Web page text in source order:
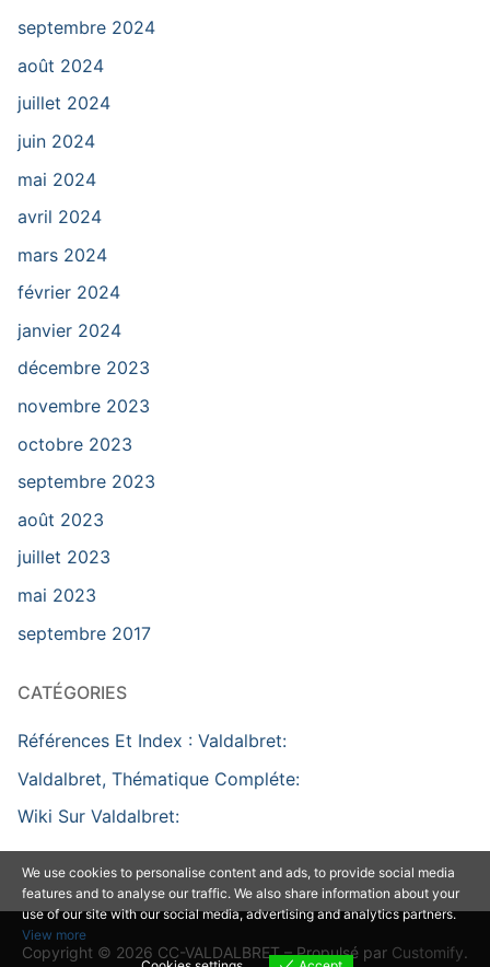
septembre 2024
août 2024
juillet 2024
juin 2024
mai 2024
avril 2024
mars 2024
février 2024
janvier 2024
décembre 2023
novembre 2023
octobre 2023
septembre 2023
août 2023
juillet 2023
mai 2023
septembre 2017
CATÉGORIES
Références Et Index : Valdalbret:
Valdalbret, Thématique Compléte:
Wiki Sur Valdalbret:
Copyright © 2026 CC-VALDALBRET – Propulsé par Customify.
We use cookies to personalise content and ads, to provide social media
features and to analyse our traffic. We also share information about your
use of our site with our social media, advertising and analytics partners.
View more